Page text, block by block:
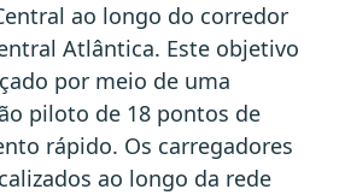
ao longo do corredor
Atlântica. Este objetivo
por meio de uma
piloto de 18 pontos de
rápido. Os carregadores
ao longo da rede